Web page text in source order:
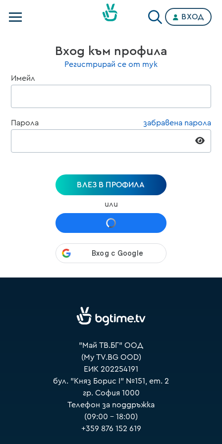
Категории
ВХОД
Вход към профила
Регистрирай се от тук
Имейл
Парола забравена парола
ВЛЕЗ В ПРОФИЛА
или
"Май ТВ.БГ" ООД
(My TV.BG OOD)
ЕИК 202254191
бул. "Княз Борис I" №151, ет. 2
гр. София 1000
Телефон за поддръжка
(09:00 – 18:00)
+359 876 152 619